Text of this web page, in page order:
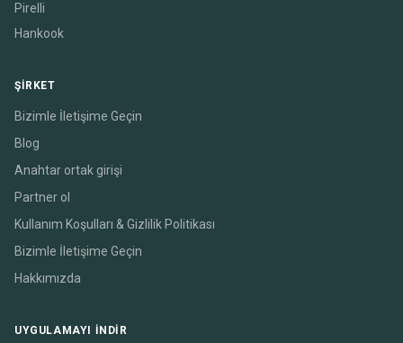
Pirelli
Hankook
ŞIRKET
Bizimle İletişime Geçin
Blog
Anahtar ortak girişi
Partner ol
Kullanım Koşulları & Gizlilik Politikası
Bizimle İletişime Geçin
Hakkımızda
UYGULAMAYI INDIR